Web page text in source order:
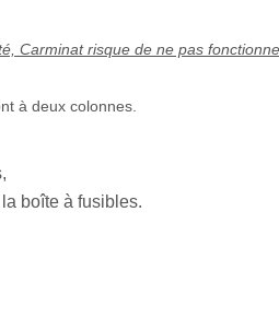
Carminat risque de ne pas
à deux colonnes.
boîte à fusibles.